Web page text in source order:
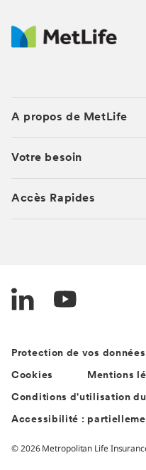
A propos de MetLife
Votre besoin
Accès Rapides
Protection de vos
Cookies Mentions
Conditions d'utilisation
Accessibilité :
© 2026 Metropolitan Life